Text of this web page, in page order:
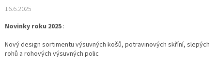
16.6.2025
Novinky roku 2025 :
Nový design sortimentu výsuvných košů, potravinových skříní, slepých
rohů a rohových výsuvných polic